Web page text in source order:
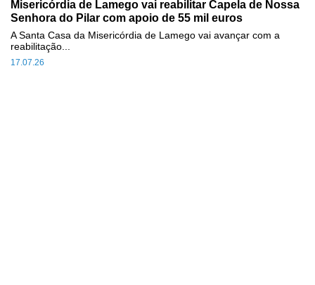
Misericórdia de Lamego vai reabilitar Capela de Nossa
Senhora do Pilar com apoio de 55 mil euros
17.07.26
A Santa Casa da Misericórdia de Lamego vai avançar com a
reabilitação...